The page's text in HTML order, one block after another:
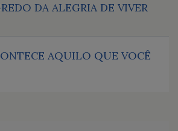
DA ALEGRIA DE VIVER
AQUILO QUE VOCÊ